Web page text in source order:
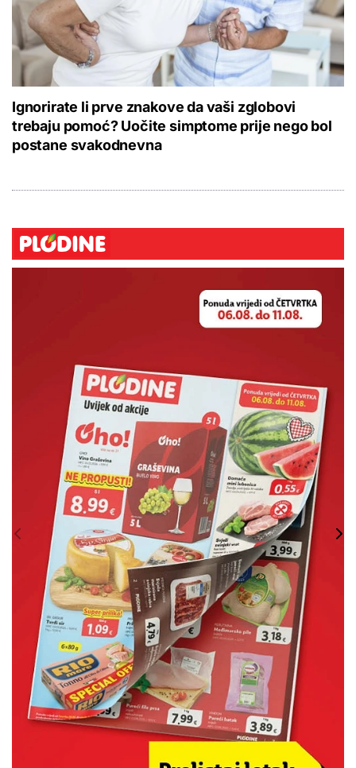
Ignorirate li prve znakove da vaši zglobovi
trebaju pomoć? Uočite simptome prije nego bol
postane svakodnevna